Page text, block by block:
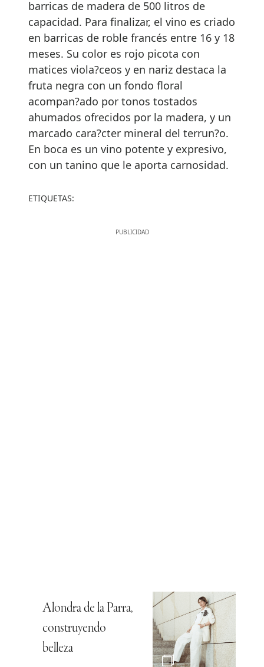
barricas de madera de 500 litros de
capacidad. Para finalizar, el vino es criado
en barricas de roble francés entre 16 y 18
meses. Su color es rojo picota con
matices viola?ceos y en nariz destaca la
fruta negra con un fondo floral
acompan?ado por tonos tostados
ahumados ofrecidos por la madera, y un
marcado cara?cter mineral del terrun?o.
En boca es un vino potente y expresivo,
con un tanino que le aporta carnosidad.
ETIQUETAS:
Alondra de la Parra,
construyendo
belleza